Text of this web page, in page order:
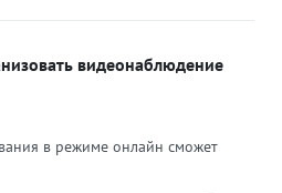
видеонаблюдение
в режиме онлайн сможет